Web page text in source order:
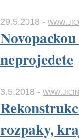
29.5.2018 -
neprojedete
3.5.2018 -
rozpaky,